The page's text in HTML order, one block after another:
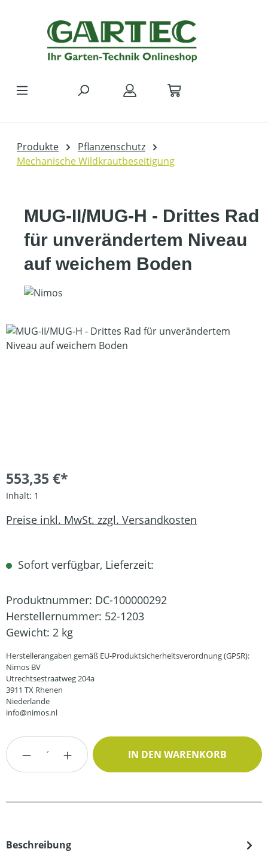
Produkte
Pflanzenschutz
Mechanische Wildkrautbeseitigung
MUG-II/MUG-H - Drittes Rad
für unverändertem Niveau
auf weichem Boden
Bildergalerie überspringen
553,35 €*
Inhalt: 1
Preise inkl. MwSt. zzgl. Versandkosten
Sofort verfügbar, Lieferzeit:
Produktnummer: DC-100000292
Herstellernummer: 52-1203
Gewicht: 2 kg
Herstellerangaben gemäß EU-Produktsicherheitsverordnung (GPSR):
Nimos BV
Utrechtsestraatweg 204a
3911 TX Rhenen
Niederlande
info@nimos.nl
Produkt Anzahl: Gib den gewünschten
IN DEN WARENKORB
Beschreibung